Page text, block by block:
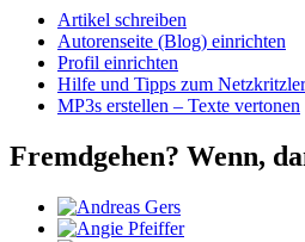
Artikel schreiben
Autorenseite (Blog) einrichten
Profil einrichten
Hilfe und Tipps zum Netzkritzler
MP3s erstellen – Texte vertonen
Fremdgehen? Wenn,